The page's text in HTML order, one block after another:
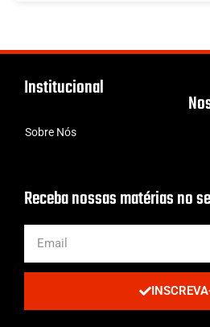
Institucional
Sobre Nós
Receba nossas matérias no